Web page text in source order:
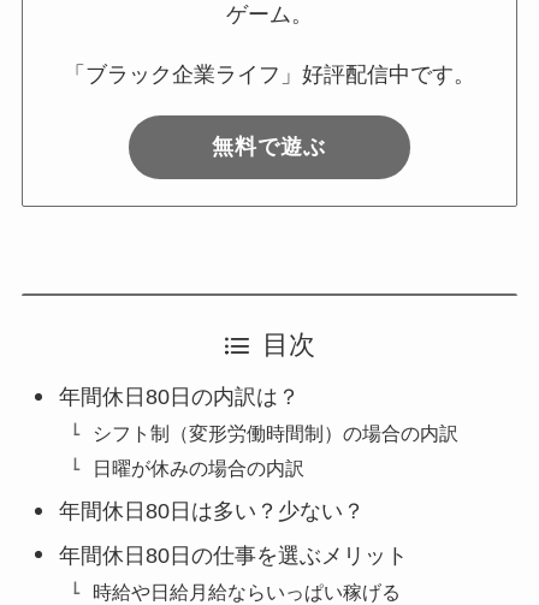
ゲーム。
「ブラック企業ライフ」好評配信中です。
無料で遊ぶ
目次
年間休日80日の内訳は？
シフト制（変形労働時間制）の場合の内訳
日曜が休みの場合の内訳
年間休日80日は多い？少ない？
年間休日80日の仕事を選ぶメリット
時給や日給月給ならいっぱい稼げる